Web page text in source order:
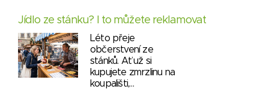
Jídlo ze stánku? I to můžete reklamovat
Léto přeje
občerstvení ze
stánků. Ať už si
kupujete zmrzlinu na
koupališti,…